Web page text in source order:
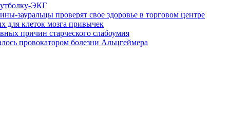
ЭКГ
зауральцы проверят свое здоровье в торговом центре
для клеток мозга привычек
причин старческого слабоумия
провокатором болезни Альцгеймера